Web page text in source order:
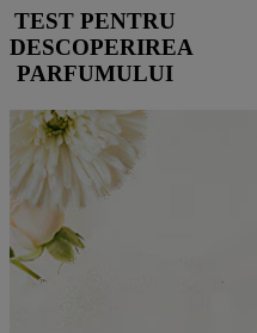
TEST PENTRU
DESCOPERIREA
PARFUMULUI